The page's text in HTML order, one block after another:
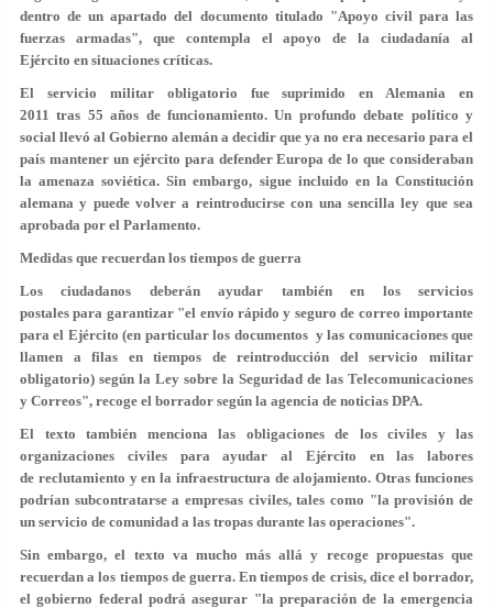
dentro de un apartado del documento titulado "Apoyo civil para las
fuerzas armadas", que contempla el apoyo de la ciudadanía al
Ejército en situaciones críticas.
El servicio militar obligatorio fue suprimido en Alemania en
2011 tras 55 años de funcionamiento. Un profundo debate político y
social llevó al Gobierno alemán a decidir que ya no era necesario para el
país mantener un ejército para defender Europa de lo que consideraban
la amenaza soviética. Sin embargo, sigue incluido en la Constitución
alemana y puede volver a reintroducirse con una sencilla ley que sea
aprobada por el Parlamento.
Medidas que recuerdan los tiempos de guerra
Los ciudadanos deberán ayudar también en los servicios
postales para garantizar "el envío rápido y seguro de correo importante
para el Ejército (en particular los documentos y las comunicaciones que
llamen a filas en tiempos de reintroducción del servicio militar
obligatorio) según la Ley sobre la Seguridad de las Telecomunicaciones
y Correos", recoge el borrador según la agencia de noticias DPA.
El texto también menciona las obligaciones de los civiles y las
organizaciones civiles para ayudar al Ejército en las labores
de reclutamiento y en la infraestructura de alojamiento. Otras funciones
podrían subcontratarse a empresas civiles, tales como "la provisión de
un servicio de comunidad a las tropas durante las operaciones".
Sin embargo, el texto va mucho más allá y recoge propuestas que
recuerdan a los tiempos de guerra. En tiempos de crisis, dice el borrador,
el gobierno federal podrá asegurar "la preparación de la emergencia